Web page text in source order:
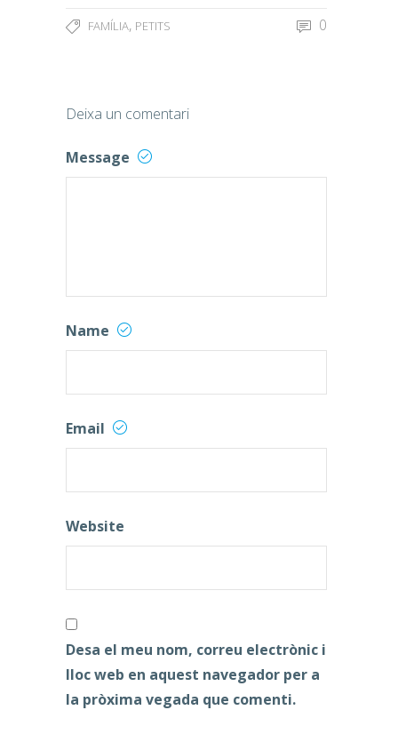
FAMÍLIA, PETITS 0
Deixa un comentari
Message
Name
Email
Website
Desa el meu nom, correu electrònic i
lloc web en aquest navegador per a
la pròxima vegada que comenti.